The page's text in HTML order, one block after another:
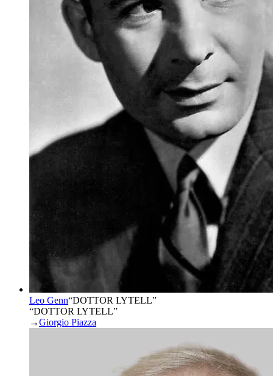
Leo Genn“DOTTOR LYTELL”
“DOTTOR LYTELL”
→Giorgio Piazza